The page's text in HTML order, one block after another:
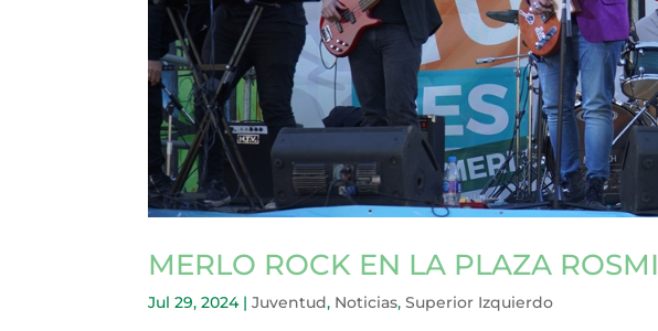
MERLO ROCK EN LA PLAZA ROSMI
Jul 29, 2024|Juventud, Noticias,Superior Izquierdo